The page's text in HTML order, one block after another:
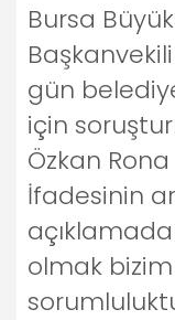
Bursa
gün
için
Özkan
İfadesinin
olmak